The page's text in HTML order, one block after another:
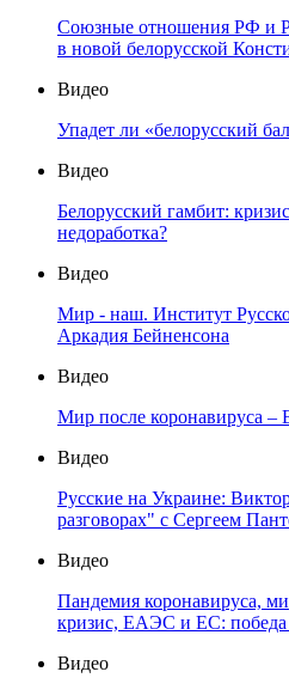
Союзные отношения РФ и
в новой белорусской
Видео
Упадет ли «белорусский
Видео
Белорусский гамбит:
недоработка?
Видео
Мир - наш. Институт
Аркадия Бейненсона
Видео
Мир после коронавируса –
Видео
Русские на Украине:
разговорах" с Сергеем
Видео
Пандемия коронавируса,
кризис, ЕАЭС и ЕС: победа
Видео